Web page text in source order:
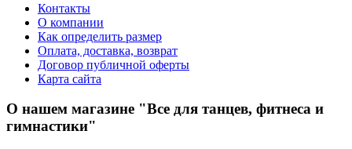
Контакты
О компании
Как определить размер
Оплата, доставка, возврат
Договор публичной оферты
Карта сайта
О нашем магазине "Все для танцев, фитнеса и
гимнастики"